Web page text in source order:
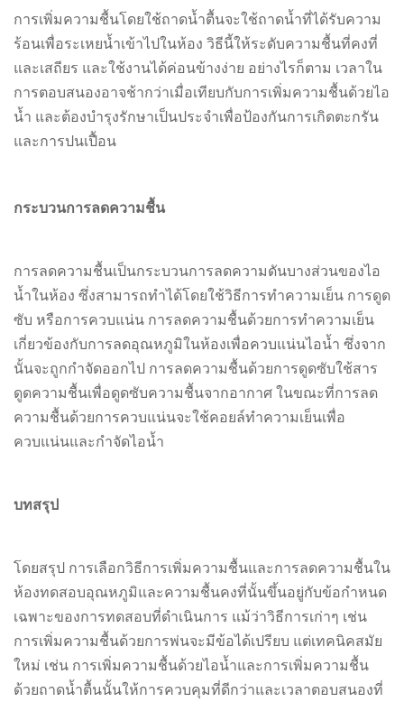
การเพิ่มความชื้นโดยใช้ถาดน้ำตื้นจะใช้ถาดน้ำที่ได้รับความ
ร้อนเพื่อระเหยน้ำเข้าไปในห้อง วิธีนี้ให้ระดับความชื้นที่คงที่
และเสถียร และใช้งานได้ค่อนข้างง่าย อย่างไรก็ตาม เวลาใน
การตอบสนองอาจช้ากว่าเมื่อเทียบกับการเพิ่มความชื้นด้วยไอ
น้ำ และต้องบำรุงรักษาเป็นประจำเพื่อป้องกันการเกิดตะกรัน
และการปนเปื้อน
กระบวนการลดความชื้น
การลดความชื้นเป็นกระบวนการลดความดันบางส่วนของไอ
น้ำในห้อง ซึ่งสามารถทำได้โดยใช้วิธีการทำความเย็น การดูด
ซับ หรือการควบแน่น การลดความชื้นด้วยการทำความเย็น
เกี่ยวข้องกับการลดอุณหภูมิในห้องเพื่อควบแน่นไอน้ำ ซึ่งจาก
นั้นจะถูกกำจัดออกไป การลดความชื้นด้วยการดูดซับใช้สาร
ดูดความชื้นเพื่อดูดซับความชื้นจากอากาศ ในขณะที่การลด
ความชื้นด้วยการควบแน่นจะใช้คอยล์ทำความเย็นเพื่อ
ควบแน่นและกำจัดไอน้ำ
บทสรุป
โดยสรุป การเลือกวิธีการเพิ่มความชื้นและการลดความชื้นใน
ห้องทดสอบอุณหภูมิและความชื้นคงที่นั้นขึ้นอยู่กับข้อกำหนด
เฉพาะของการทดสอบที่ดำเนินการ แม้ว่าวิธีการเก่าๆ เช่น
การเพิ่มความชื้นด้วยการพ่นจะมีข้อได้เปรียบ แต่เทคนิคสมัย
ใหม่ เช่น การเพิ่มความชื้นด้วยไอน้ำและการเพิ่มความชื้น
ด้วยถาดน้ำตื้นนั้นให้การควบคุมที่ดีกว่าและเวลาตอบสนองที่